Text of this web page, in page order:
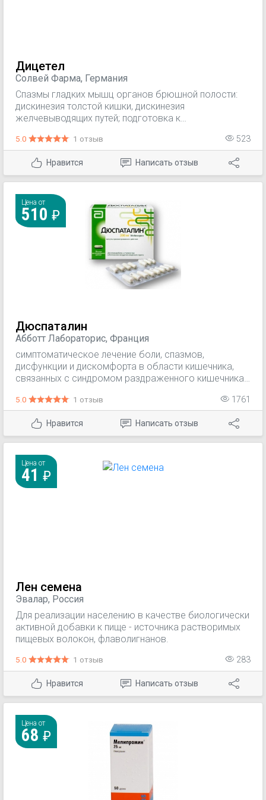
Дицетел
Солвей Фарма, Германия
Спазмы гладких мышц органов брюшной полости:
дискинезия толстой кишки, дискинезия
желчевыводящих путей; подготовка к
применением бария.
5.0 1 отзыв 523
Нравится Написать отзыв
Цена от
510
Дюспаталин
Абботт Лабораторис, Франция
cимптоматическое лечение боли, спазмов,
дисфункции и дискомфорта в области кишечника,
связанных с синдромом раздраженного кишечника;
т.ч. обусловленных органическими заболеваниями.
5.0 1 отзыв 1761
Нравится Написать отзыв
Цена от
41
Лен семена
Эвалар, Россия
Для реализации населению в качестве биологически
активной добавки к пище - источника растворимых
пищевых волокон, флаволигнанов.
5.0 1 отзыв 283
Нравится Написать отзыв
Цена от
68